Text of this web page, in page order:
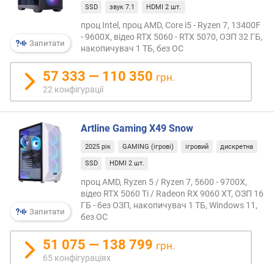
a
k
C
P
U
M
a
k
(
p
o
i
t
s
)
т
Запитати
SSD звук 7.1 HDMI 2 шт.
проц Intel, проц AMD, Core i5 - Ryzen 7, 13400F
- 9600X, відео RTX 5060 - RTX 5070, ОЗП 32 ГБ,
накопичувач 1 ТБ, без ОС
57 333 — 110 350 грн.
22 конфігурації
Запитати
Artline Gaming X49 Snow
2025 рік GAMING (ігрові) ігровий дискретна
SSD HDMI 2 шт.
проц AMD, Ryzen 5 / Ryzen 7, 5600 - 9700X,
відео RTX 5060 Ti / Radeon RX 9060 XT, ОЗП 16
ГБ - без ОЗП, накопичувач 1 ТБ, Windows 11,
без ОС
51 075 — 138 799 грн.
65 конфігураціях